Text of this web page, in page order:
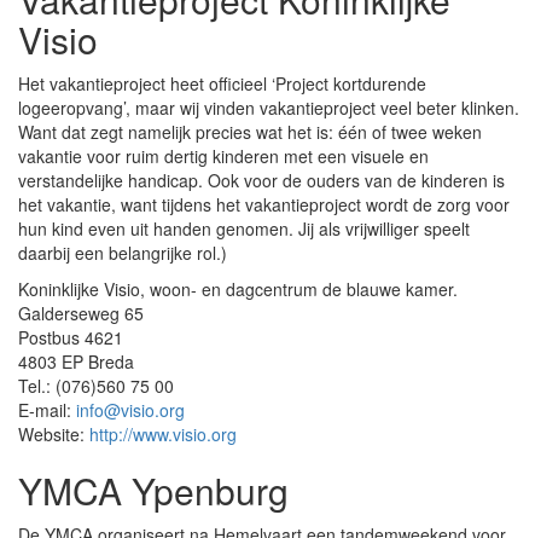
Visio
Het vakantieproject heet officieel ‘Project kortdurende
logeeropvang’, maar wij vinden vakantieproject veel beter klinken.
Want dat zegt namelijk precies wat het is: één of twee weken
vakantie voor ruim dertig kinderen met een visuele en
verstandelijke handicap. Ook voor de ouders van de kinderen is
het vakantie, want tijdens het vakantieproject wordt de zorg voor
hun kind even uit handen genomen. Jij als vrijwilliger speelt
daarbij een belangrijke rol.)
Koninklijke Visio, woon- en dagcentrum de blauwe kamer.
Galderseweg 65
Postbus 4621
4803 EP Breda
Tel.: (076)560 75 00
E-mail: info@visio.org
Website: http://www.visio.org
YMCA Ypenburg